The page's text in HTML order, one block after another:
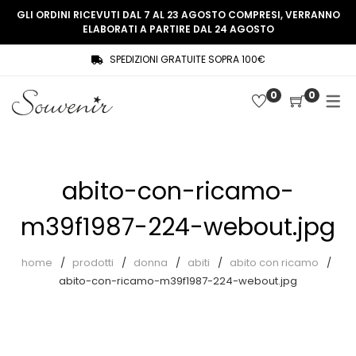
SHOP
Souvenir Privée
Accessori
Cappotti
COLLEZIONE
THREE WOMEN, ONE MEMORY
GLI ORDINI RICEVUTI DAL 7 AL 23 AGOSTO COMPRESI, VERRANNO
ELABORATI A PARTIRE DAL 24 AGOSTO
SPEDIZIONI GRATUITE SOPRA 100€
0 0
abito-con-ricamo-
m39f1987-224-webout.jpg
home prodotti donna abiti
abito con ricamo
abito-con-ricamo-m39f1987-224-webout.jpg